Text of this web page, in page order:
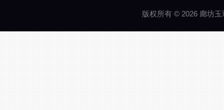
版权所有 © 2026 廊坊